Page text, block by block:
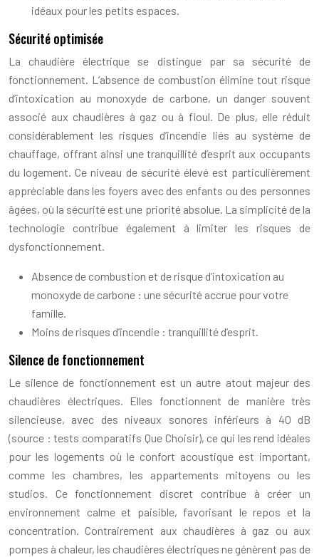
idéaux pour les petits espaces.
Sécurité optimisée
La chaudière électrique se distingue par sa sécurité de
fonctionnement. L’absence de combustion élimine tout risque
d’intoxication au monoxyde de carbone, un danger souvent
associé aux chaudières à gaz ou à fioul. De plus, elle réduit
considérablement les risques d’incendie liés au système de
chauffage, offrant ainsi une tranquillité d’esprit aux occupants
du logement. Ce niveau de sécurité élevé est particulièrement
appréciable dans les foyers avec des enfants ou des personnes
âgées, où la sécurité est une priorité absolue. La simplicité de la
technologie contribue également à limiter les risques de
dysfonctionnement.
Absence de combustion et de risque d’intoxication au
monoxyde de carbone : une sécurité accrue pour votre
famille.
Moins de risques d’incendie : tranquillité d’esprit.
Silence de fonctionnement
Le silence de fonctionnement est un autre atout majeur des
chaudières électriques. Elles fonctionnent de manière très
silencieuse, avec des niveaux sonores inférieurs à 40 dB
(source : tests comparatifs Que Choisir), ce qui les rend idéales
pour les logements où le confort acoustique est important,
comme les chambres, les appartements mitoyens ou les
studios. Ce fonctionnement discret contribue à créer un
environnement calme et paisible, favorisant le repos et la
concentration. Contrairement aux chaudières à gaz ou aux
pompes à chaleur, les chaudières électriques ne génèrent pas de